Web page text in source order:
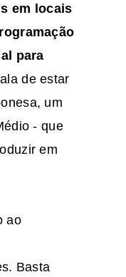
em locais
para
de estar
um
- que
em
ao
Basta